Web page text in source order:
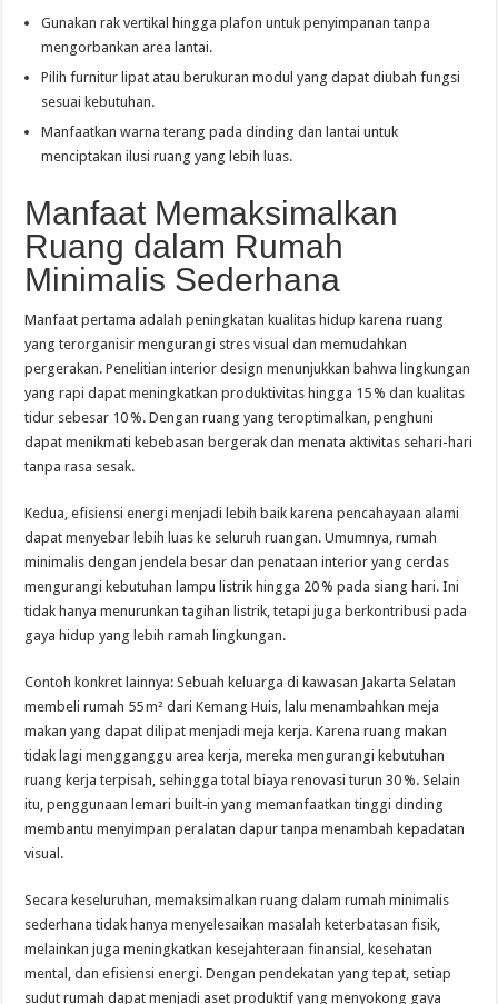
Gunakan rak vertikal hingga plafon untuk penyimpanan tanpa
mengorbankan area lantai.
Pilih furnitur lipat atau berukuran modul yang dapat diubah fungsi
sesuai kebutuhan.
Manfaatkan warna terang pada dinding dan lantai untuk
menciptakan ilusi ruang yang lebih luas.
Manfaat Memaksimalkan
Ruang dalam Rumah
Minimalis Sederhana
Manfaat pertama adalah peningkatan kualitas hidup karena ruang
yang terorganisir mengurangi stres visual dan memudahkan
pergerakan. Penelitian interior design menunjukkan bahwa lingkungan
yang rapi dapat meningkatkan produktivitas hingga 15 % dan kualitas
tidur sebesar 10 %. Dengan ruang yang teroptimalkan, penghuni
dapat menikmati kebebasan bergerak dan menata aktivitas sehari-hari
tanpa rasa sesak.
Kedua, efisiensi energi menjadi lebih baik karena pencahayaan alami
dapat menyebar lebih luas ke seluruh ruangan. Umumnya, rumah
minimalis dengan jendela besar dan penataan interior yang cerdas
mengurangi kebutuhan lampu listrik hingga 20 % pada siang hari. Ini
tidak hanya menurunkan tagihan listrik, tetapi juga berkontribusi pada
gaya hidup yang lebih ramah lingkungan.
Contoh konkret lainnya: Sebuah keluarga di kawasan Jakarta Selatan
membeli rumah 55 m² dari Kemang Huis, lalu menambahkan meja
makan yang dapat dilipat menjadi meja kerja. Karena ruang makan
tidak lagi mengganggu area kerja, mereka mengurangi kebutuhan
ruang kerja terpisah, sehingga total biaya renovasi turun 30 %. Selain
itu, penggunaan lemari built‑in yang memanfaatkan tinggi dinding
membantu menyimpan peralatan dapur tanpa menambah kepadatan
visual.
Secara keseluruhan, memaksimalkan ruang dalam rumah minimalis
sederhana tidak hanya menyelesaikan masalah keterbatasan fisik,
melainkan juga meningkatkan kesejahteraan finansial, kesehatan
mental, dan efisiensi energi. Dengan pendekatan yang tepat, setiap
sudut rumah dapat menjadi aset produktif yang menyokong gaya